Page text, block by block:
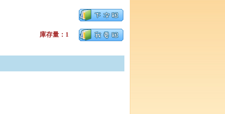
庫存量：1